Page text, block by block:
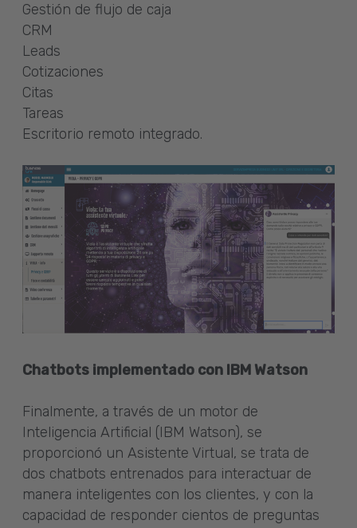
Gestión de flujo de caja
CRM
Leads
Cotizaciones
Citas
Tareas
Escritorio remoto integrado.
Chatbots implementado con IBM Watson
Finalmente, a través de un motor de
Inteligencia Artificial (IBM Watson), se
proporcionó un Asistente Virtual, se trata de
dos chatbots entrenados para interactuar de
manera inteligentes con los clientes, y con la
capacidad de responder cientos de preguntas